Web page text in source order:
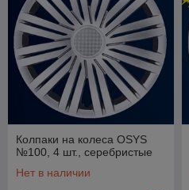
Колпаки на колеса OSYS
№100, 4 шт., серебристые
Нет в наличии